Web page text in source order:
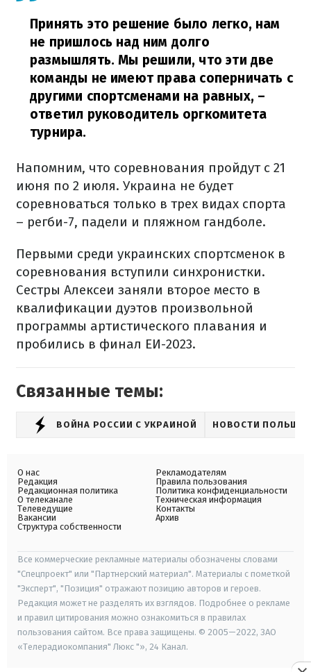
Принять это решение было легко, нам
не пришлось над ним долго
размышлять. Мы решили, что эти две
команды не имеют права соперничать с
другими спортсменами на равных, –
ответил руководитель оргкомитета
турнира.
Напомним, что соревнования пройдут с 21
июня по 2 июля. Украина не будет
соревноваться только в трех видах спорта
– регби-7, падели и пляжном гандболе.
Первыми среди украинских спортсменок в
соревнования вступили синхронистки.
Сестры Алексеи заняли второе место в
квалификации дуэтов произвольной
программы артистического плавания и
пробились в финал ЕИ-2023.
Связанные темы:
ВОЙНА РОССИИ С УКРАИНОЙ НОВОСТИ ПОЛЬШИ
О нас
Редакция
Редакционная политика
О телеканале
Телеведущие
Вакансии
Структура собственности
Рекламодателям
Правила пользования
Политика конфиденциальности
Техническая информация
Контакты
Архив
Все коммерческие рекламные материалы обозначены словами
"Спецпроект" или "Партнерский материал". Материалы с пометкой
"Эксперт", "Позиция" отражают позицию авторов и героев.
Редакция может не разделять их взглядов. Подробнее о рекламе
и правил цитирования можно ознакомиться в правилах
пользования сайтом. Все права защищены. © 2005—2022, ЗАО
«Телерадиокомпания" Люкс "», 24 Канал.